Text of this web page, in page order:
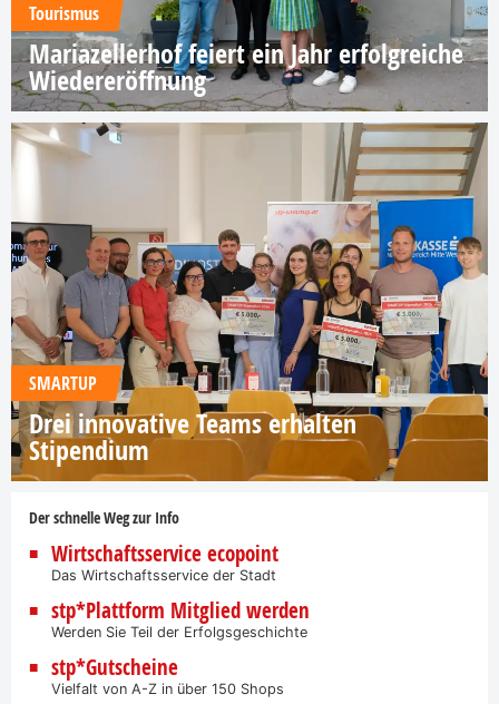
Tourismus
Mariazellerhof feiert ein Jahr erfolgreiche
Wiedereröffnung
SMARTUP
Drei innovative Teams erhalten
Stipendium
Der schnelle Weg zur Info
Wirtschaftsservice ecopoint
Das Wirtschaftsservice der Stadt
stp*Plattform Mitglied werden
Werden Sie Teil der Erfolgsgeschichte
stp*Gutscheine
Vielfalt von A-Z in über 150 Shops